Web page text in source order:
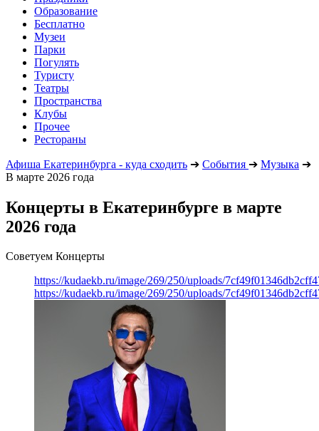
Образование
Бесплатно
Музеи
Парки
Погулять
Туристу
Театры
Пространства
Клубы
Прочее
Рестораны
Афиша Екатеринбурга - куда сходить ➔ События ➔ Музыка ➔
В марте 2026 года
Концерты в Екатеринбурге в марте
2026 года
Советуем Концерты
https://kudaekb.ru/image/269/250/uploads/
https://kudaekb.ru/image/269/250/uploads/